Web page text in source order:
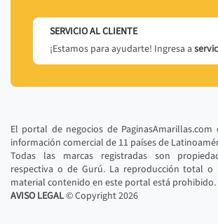
SERVICIO AL CLIENTE
¡Estamos para ayudarte! Ingresa a
El portal de negocios de
información comercial de 11 países de
Todas las marcas registradas son
respectiva o de Gurú. La reproducción total o
material contenido en este portal está prohibido.
AVISO LEGAL© Copyright2026